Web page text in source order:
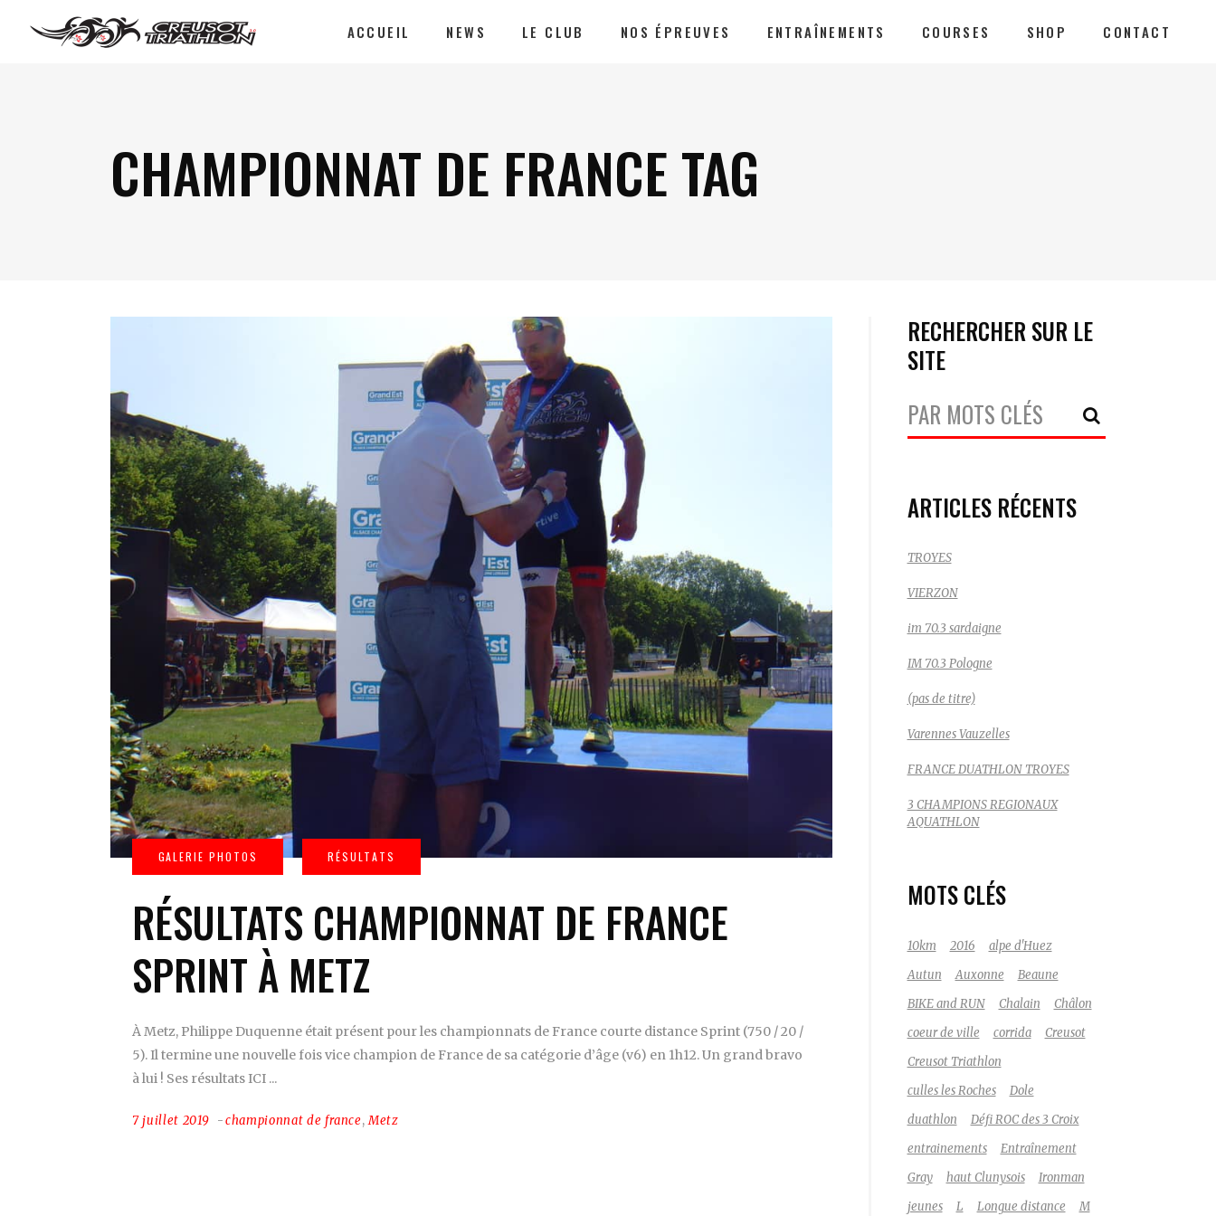
ACCUEIL NEWS LE CLUB NOS ÉPREUVES ENTRAÎNEMENTS COURSES SHOP CONTACT
CHAMPIONNAT DE FRANCE TAG
RÉSULTATS CHAMPIONNAT DE FRANCE
SPRINT À METZ
À Metz, Philippe Duquenne était présent pour les championnats de France courte distance Sprint (750 / 20 /
5). Il termine une nouvelle fois vice champion de France de sa catégorie d’âge (v6) en 1h12. Un grand bravo
à lui ! Ses résultats ICI
7 juillet 2019 championnat de france,Metz
RECHERCHER SUR LE
SITE
Votre
Recherche:
ARTICLES RÉCENTS
TROYES
VIERZON
im 70.3 sardaigne
IM 70.3 Pologne
(pas de titre)
Varennes Vauzelles
FRANCE DUATHLON TROYES
3 CHAMPIONS REGIONAUX
AQUATHLON
MOTS CLÉS
10km 2016
alpe d'Huez
Autun
Auxonne
Beaune
BIKE and RUN
Chalain
Châlon
coeur de ville
corrida
Creusot
Creusot Triathlon
culles les Roches
Dole
duathlon
Défi ROC des 3 Croix
entrainements
Entraînement
Gray
haut Clunysois
Ironman
jeunes
L Longue distance
M